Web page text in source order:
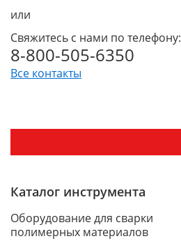
или
Свяжитесь с нами по телефону:
8-800-505-6350
Все контакты
Каталог инструмента
Оборудование для сварки
полимерных материалов